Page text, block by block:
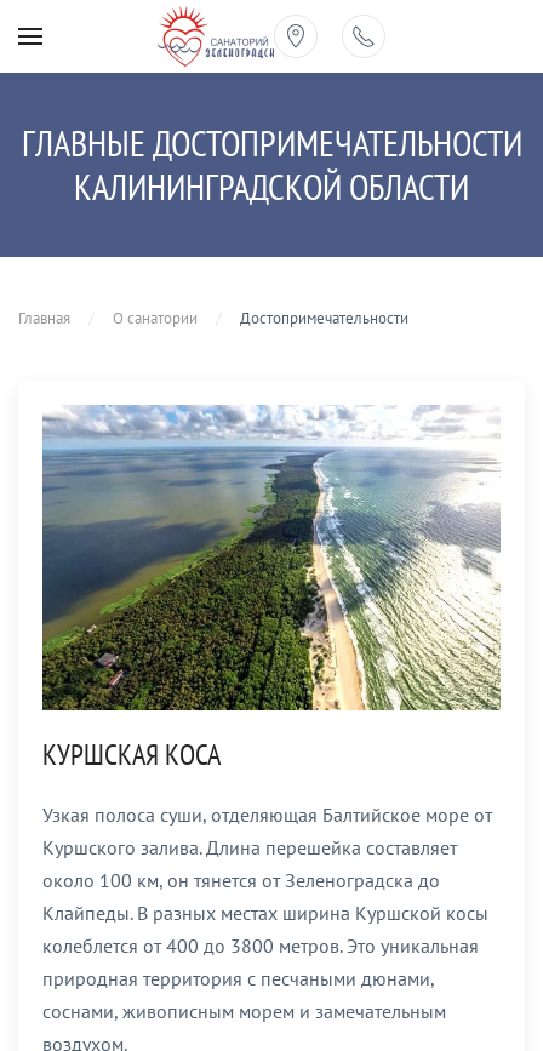
Перейти к содержимому
ГЛАВНЫЕ ДОСТОПРИМЕЧАТЕЛЬНОСТИ
КАЛИНИНГРАДСКОЙ ОБЛАСТИ
Главная О санатории Достопримечательности
КУРШСКАЯ КОСА
Узкая полоса суши, отделяющая Балтийское море от
Куршского залива. Длина перешейка составляет
около 100 км, он тянется от Зеленоградска до
Клайпеды. В разных местах ширина Куршской косы
колеблется от 400 до 3800 метров. Это уникальная
природная территория с песчаными дюнами,
соснами, живописным морем и замечательным
воздухом.